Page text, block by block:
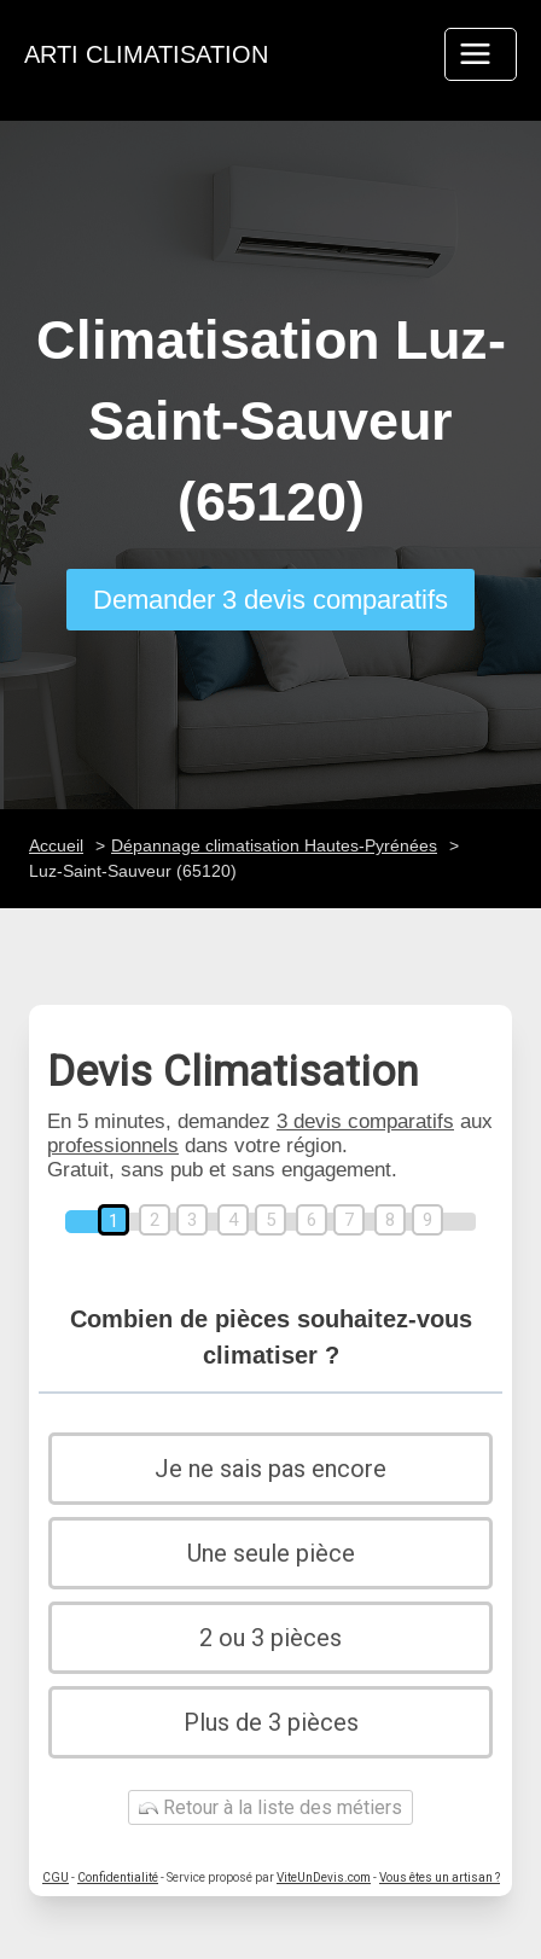
ARTI CLIMATISATION
Climatisation Luz-
Saint-Sauveur
(65120)
Demander 3 devis comparatifs
Accueil
Dépannage climatisation Hautes-Pyrénées
Luz-Saint-Sauveur (65120)
Devis Climatisation
En 5 minutes, demandez 3 devis comparatifs aux
professionnels dans votre région.
Gratuit, sans pub et sans engagement.
1 2 3 4 5 6 7 8 9
Combien de pièces souhaitez-vous
climatiser ?
Je ne sais pas encore
Une seule pièce
2 ou 3 pièces
Plus de 3 pièces
Retour à la liste des métiers
CGU - Confidentialité- Service proposé parViteUnDevis.com -Vous êtes un artisan ?